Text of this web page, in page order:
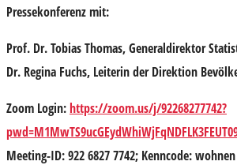
Pressekonferenz mit:
Prof. Dr. Tobias Thomas, Generaldirektor
Dr. Regina Fuchs, Leiterin der Direktion
Zoom Login:https://zoom.us/j/92268277742?
Meeting-ID: 922 6827 7742; Kenncode: wohnen